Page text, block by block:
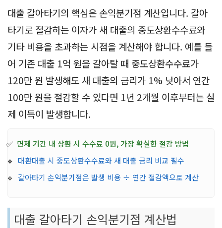
대출 갈아타기의 핵심은 손익분기점 계산입니다. 갈아
타기로 절감하는 이자가 새 대출의 중도상환수수료와
기타 비용을 초과하는 시점을 계산해야 합니다. 예를 들
어 기존 대출 1억 원을 갈아탈 때 중도상환수수료가
120만 원 발생해도 새 대출의 금리가 1% 낮아서 연간
100만 원을 절감할 수 있다면 1년 2개월 이후부터는 실
제 이득이 발생합니다.
✅ 면제 기간 내 상환 시 수수료 0원, 가장 확실한 절감 방법
🔹 대환대출 시 중도상환수수료와 새 대출 금리 비교 필수
🔹 갈아타기 손익분기점은 발생 비용 ÷ 연간 절감액으로 계산
대출 갈아타기 손익분기점 계산법